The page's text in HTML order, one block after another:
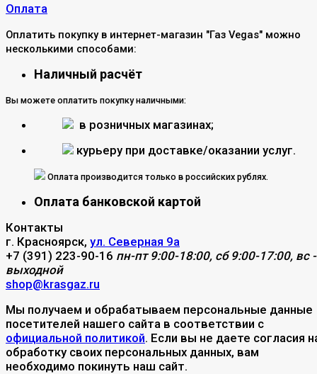
Оплата
Оплатить покупку в интернет-магазин "Газ Vegas" можно
несколькими способами:
Наличный расчёт
Вы можете оплатить покупку наличными:
в розничных магазинах;
курьеру при доставке/оказании услуг.
Оплата производится только в российских рублях.
Оплата банковской картой
Контакты
г. Красноярск, ул. Северная 9а
+7 (391) 223-90-16 пн-пт 9:00-18:00, сб 9:00-17:00, вс -
выходной
shop@krasgaz.ru
Мы получаем и обрабатываем персональные данные
посетителей нашего сайта в соответствии с
официальной политикой. Если вы не даете согласия
обработку своих персональных данных, вам
необходимо покинуть наш сайт.